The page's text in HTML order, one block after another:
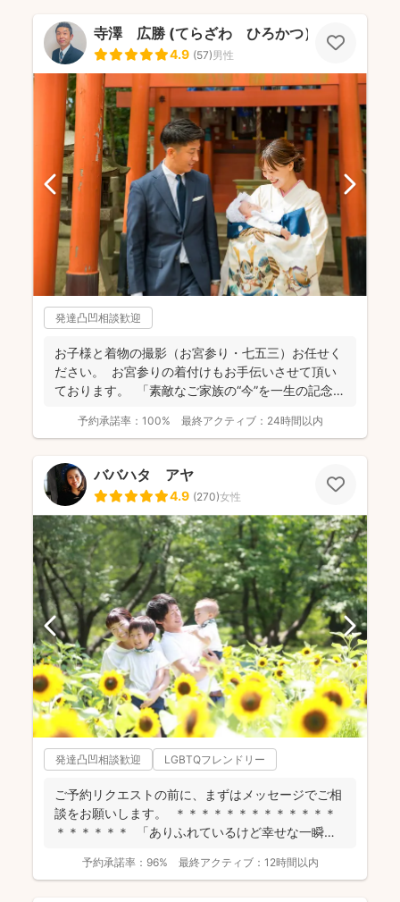
寺澤 広勝 (てらざわ ひろかつ）
4.9 (57)男性
発達凸凹相談歓迎
お子様と着物の撮影（お宮参り・七五三）お任せく
ださい。 お宮参りの着付けもお手伝いさせて頂い
ております。 「素敵なご家族の“今”を一生の記念
予約承諾率： 100% 最終アクティブ： 24時間以内
ババハタ アヤ
4.9 (270)女性
発達凸凹相談歓迎 LGBTQフレンドリー
ご予約リクエストの前に、まずはメッセージでご相
談をお願いします。 ＊＊＊＊＊＊＊＊＊＊＊＊＊
＊＊＊＊＊＊ 「ありふれているけど幸せな一瞬」
予約承諾率： 96% 最終アクティブ： 12時間以内